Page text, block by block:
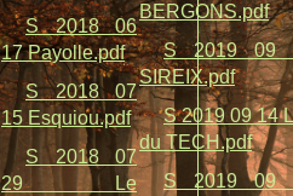
S 2018 06
17 Payolle.pdf
S 2018 07
15 Esquiou.pdf
S 2018 07
29 Le
BERGONS.pdf
S 2019 09
SIREIX.pdf
S 2019 09 14
du TECH.pdf
S 2019 09